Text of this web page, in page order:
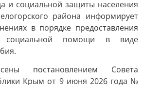
и социальной защиты населения
района информирует
в порядке предоставления
социальной помощи в виде
постановлением Совета
Крым от 9 июня 2026 года №